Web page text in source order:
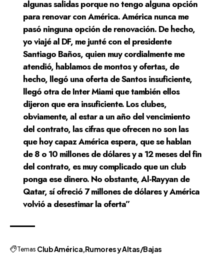
algunas salidas porque no tengo alguna opción
para renovar con América. América nunca me
pasó ninguna opción de renovación. De hecho,
yo viajé al DF, me junté con el presidente
Santiago Baños, quien muy cordialmente me
atendió, hablamos de montos y ofertas, de
hecho, llegó una oferta de Santos insuficiente,
llegó otra de Inter Miami que también ellos
dijeron que era insuficiente. Los clubes,
obviamente, al estar a un año del vencimiento
del contrato, las cifras que ofrecen no son las
que hoy capaz América espera, que se hablan
de 8 o 10 millones de dólares y a 12 meses del fin
del contrato, es muy complicado que un club
ponga ese dinero. No obstante, Al-Rayyan de
Qatar, sí ofreció 7 millones de dólares y América
volvió a desestimar la oferta”
Temas Club América Rumores y Altas/Bajas